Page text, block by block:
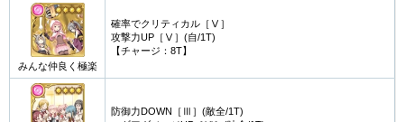
みんな仲良く極楽
確率でクリティカル［Ⅴ］
攻撃力UP［Ⅴ］(自/1T)
【チャージ：8T】
防御力DOWN［Ⅲ］(敵全/1T)